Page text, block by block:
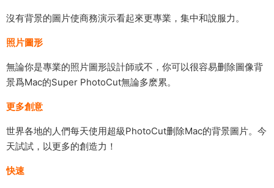
沒有背景的圖片使商務演示看起來更專業，集中和說服力。
照片圖形
無論你是專業的照片圖形設計師或不，你可以很容易删除圖像背
景爲Mac的Super PhotoCut無論多麽累。
更多創意
世界各地的人們每天使用超級PhotoCut删除Mac的背景圖片。今
天試試，以更多的創造力！
快速